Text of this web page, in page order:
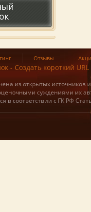
Отзывы
- Создать короткий URL
из открытых источников
суждениями их
в соответствии с ГК РФ